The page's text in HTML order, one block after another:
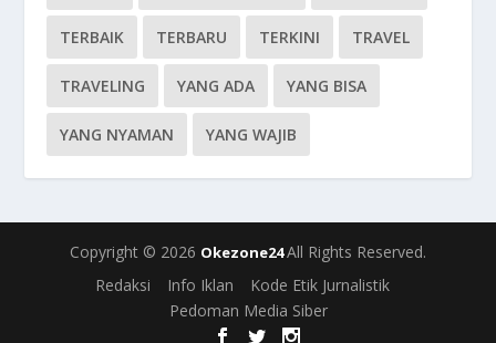
TERBAIK TERBARU TERKINI TRAVEL
TRAVELING YANG ADA YANG BISA
YANG NYAMAN YANG WAJIB
Copyright © 2026 Okezone24All Rights Reserved.
Redaksi
Info Iklan
Kode Etik Jurnalistik
Pedoman Media Siber